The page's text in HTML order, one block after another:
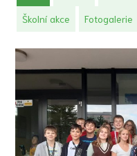
Školní akce Fotogalerie